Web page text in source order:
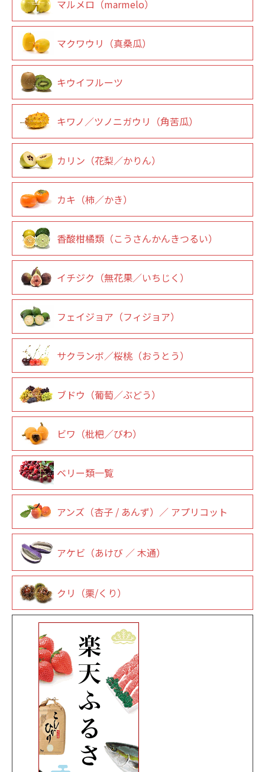
マルメロ（marmelo）
マクワウリ（真桑瓜）
キウイフルーツ
キワノ／ツノニガウリ（角苦瓜）
カリン（花梨／かりん）
カキ（柿／かき）
香酸柑橘類（こうさんかんきつるい）
イチジク（無花果／いちじく）
フェイジョア（フィジョア）
サクランボ／桜桃（おうとう）
ブドウ（葡萄／ぶどう）
ビワ（枇杷／びわ）
ベリー類一覧
アンズ（杏子 / あんず）／ アプリコット
アケビ（あけび ／ 木通）
クリ（栗/くり）